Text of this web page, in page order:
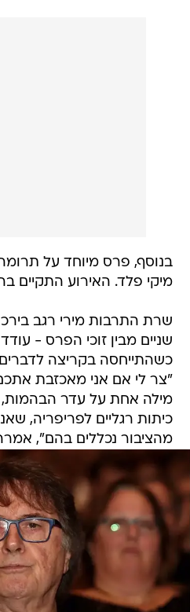
בנוסף, פרס מיוחד על
מיקי פלד. האירוע התקיים
שרת התרבות מירי רגב
שניים מבין זוכי הפרס -
כשהתייחסה בקריצה
"צר לי אם אני מאכזבת
מילה אחת על עדר
מהציבור נכללים בהם",